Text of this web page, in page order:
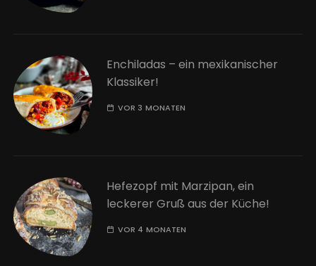
Enchiladas – ein mexikanischer
Klassiker!
VOR 3 MONATEN
Hefezopf mit Marzipan, ein
leckerer Gruß aus der Küche!
VOR 4 MONATEN